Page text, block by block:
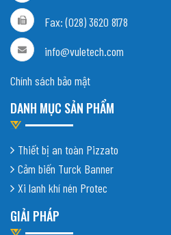
Fax: (028) 3620 8178
info@vuletech.com
Chính sách bảo mật
DANH MỤC SẢN PHẨM
Thiết bị an toàn Pizzato
Cảm biến Turck Banner
Xi lanh khí nén Protec
GIẢI PHÁP